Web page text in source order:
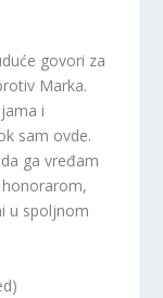
govori za
Marka.
i
sam ovde.
ga vređam
u spoljnom